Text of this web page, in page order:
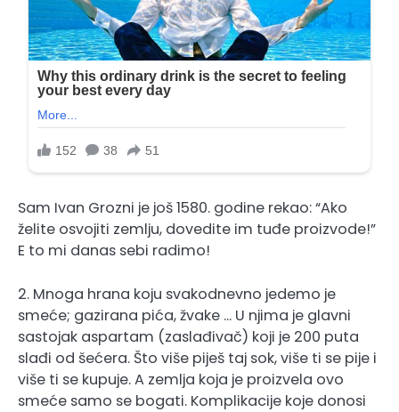
Sam Ivan Grozni je još 1580. godine rekao: “Ako
želite osvojiti zemlju, dovedite im tuđe proizvode!”
E to mi danas sebi radimo!
2. Mnoga hrana koju svakodnevno jedemo je
smeće; gazirana pića, žvake … U njima je glavni
sastojak aspartam (zaslađivač) koji je 200 puta
slađi od šećera. Što više piješ taj sok, više ti se pije i
više ti se kupuje. A zemlja koja je proizvela ovo
smeće samo se bogati. Komplikacije koje donosi